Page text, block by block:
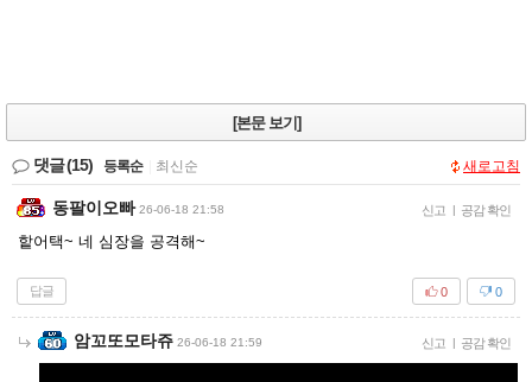
[본문 보기]
댓글(15) 등록순 최신순 새로고침
동팔이오빠 26-06-18 21:58 신고 | 공감 확인
핱어택~ 네 심장을 공격해~
답글 0
0
암꼬또모타쥬 26-06-18 21:59 신고 | 공감 확인